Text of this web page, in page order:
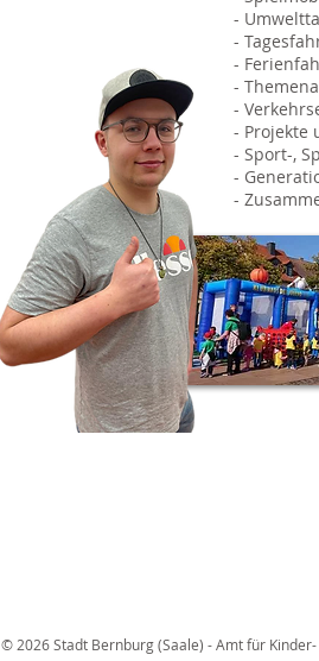
-
-
-
-
-
- Projekte
- Sport-,
-
-
© 2026 Stadt Bernburg (Saale) - Amt für